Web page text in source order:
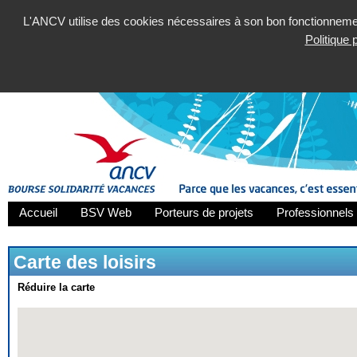
L'ANCV utilise des cookies nécessaires à son bon
Politique
Accueil BSV Web Porteurs de projets
Carte des loisirs
Réduire la carte